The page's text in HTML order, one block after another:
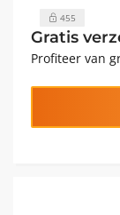
455
Gratis
Profiteer van